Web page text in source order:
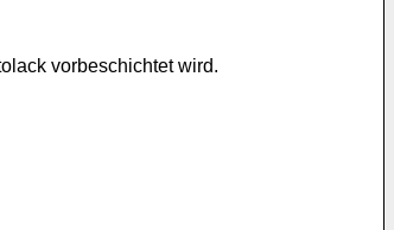
vorbe­schichtet wird.